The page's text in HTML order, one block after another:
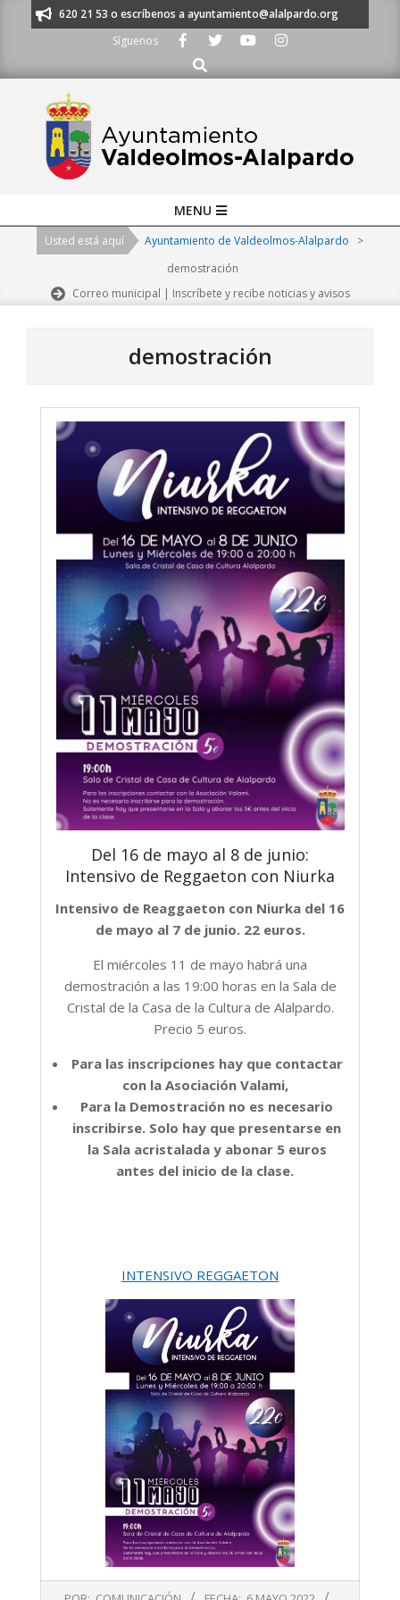
al 91 620 21 53 o escríbenos a ayuntamiento@alalpardo.org
Síguenos
Buscar
Navigation
MENU
Usted está aquí Ayuntamiento de Valdeolmos-Alalpardo
>
demostración
Correo municipal | Inscríbete y recibe noticias y avisos
demostración
Del 16 de mayo al 8 de junio:
Intensivo de Reggaeton con Niurka
Intensivo de Reaggaeton con Niurka del 16
de mayo al 7 de junio. 22 euros.
El miércoles 11 de mayo habrá una
demostración a las 19:00 horas en la Sala de
Cristal de la Casa de la Cultura de Alalpardo.
Precio 5 euros.
Para las inscripciones hay que contactar
con la Asociación Valami,
Para la Demostración no es necesario
inscribirse. Solo hay que presentarse en
la Sala acristalada y abonar 5 euros
antes del inicio de la clase.
INTENSIVO REGGAETON